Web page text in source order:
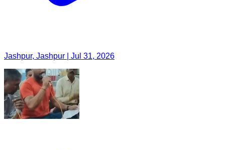
Jashpur, Jashpur | Jul 31, 2026